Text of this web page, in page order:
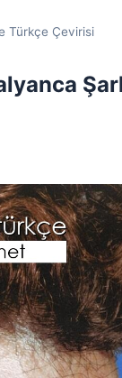
Türkçe Çevirisi